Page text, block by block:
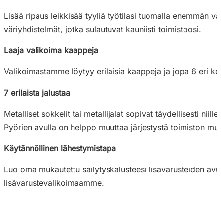
Lisää ripaus leikkisää tyyliä työtilasi tuomalla enemmän
väriyhdistelmät, jotka sulautuvat kauniisti toimistoosi.
Laaja valikoima kaappeja
Valikoimastamme löytyy erilaisia kaappeja ja jopa 6 eri
7 erilaista jalustaa
Metalliset sokkelit tai metallijalat sopivat täydellisesti
Pyörien avulla on helppo muuttaa järjestystä toimiston
Käytännöllinen lähestymistapa
Luo oma mukautettu säilytyskalusteesi lisävarusteiden
lisävarustevalikoimaamme.